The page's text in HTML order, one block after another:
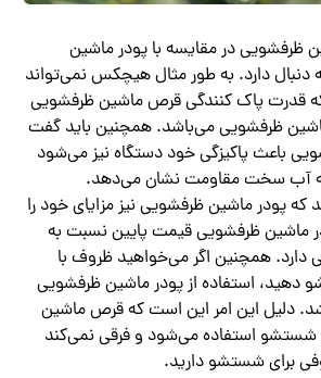
ظرفشویی در مقایسه با پودر ماشین
دنبال دارد. به طور مثال هیچکس نمی‌تواند
قدرت پاک کنندگی قرص ماشین ظرفشویی
ماشین ظرفشویی می‌باشد. همچنین باید گفت
باعث پاکیزگی خود دستگاه نیز می‌شود
آب سخت مقاومت نشان می‌دهد.
که پودر ماشین ظرفشویی نیز مزایای خود را
ماشین ظرفشویی قیمت پایین نسبت به
همچنین اگر می‌خواهید ظروف با
دهید، استفاده از پودر ماشین ظرفشویی
دلیل این امر این است که قرص ماشین
شستشو استفاده می‌شود و فرقی نمی‌کند
برای شستشو دارید.